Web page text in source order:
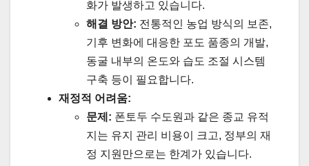
화가 발생하고 있습니다.
해결 방안: 전통적인 농업 방식의 보존,
기후 변화에 대응한 포도 품종의 개발,
동굴 내부의 온도와 습도 조절 시스템
구축 등이 필요합니다.
재정적 어려움:
문제: 폰토두 수도원과 같은 종교 유적
지는 유지 관리 비용이 크고, 정부의 재
정 지원만으로는 한계가 있습니다.